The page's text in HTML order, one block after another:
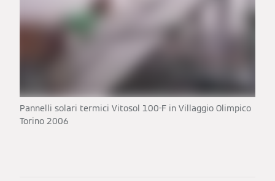
Pannelli solari termici Vitosol 100-F in Villaggio Olimpico
Torino 2006